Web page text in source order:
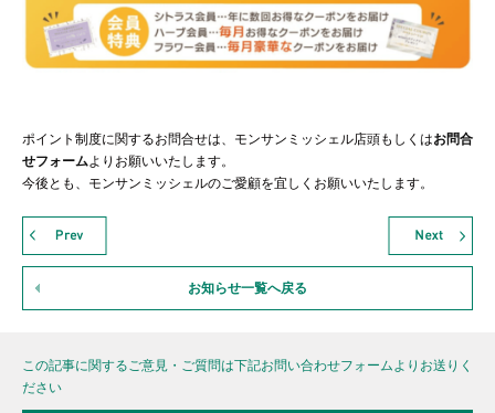
ポイント制度に関するお問合せは、モンサンミッシェル店頭もしくはお問合
せフォームよりお願いいたします。
今後とも、モンサンミッシェルのご愛顧を宜しくお願いいたします。
お知らせ一覧へ戻る
この記事に関するご意見・ご質問は下記お問い合わせフォームよりお送りく
ださい